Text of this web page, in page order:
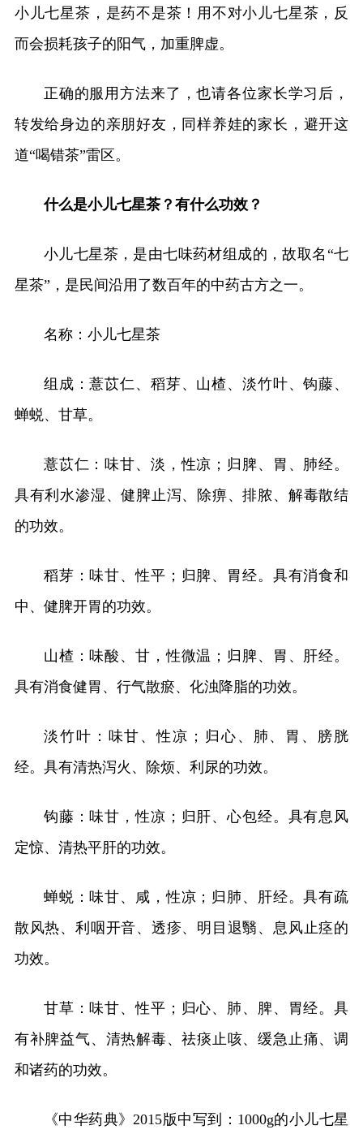
小儿七星茶，是药不是茶！用不对小儿七星茶，反
而会损耗孩子的阳气，加重脾虚。
正确的服用方法来了，也请各位家长学习后，
转发给身边的亲朋好友，同样养娃的家长，避开这
道“喝错茶”雷区。
什么是小儿七星茶？有什么功效？
小儿七星茶，是由七味药材组成的，故取名“七
星茶”，是民间沿用了数百年的中药古方之一。
名称：小儿七星茶
组成：薏苡仁、稻芽、山楂、淡竹叶、钩藤、
蝉蜕、甘草。
薏苡仁：味甘、淡，性凉；归脾、胃、肺经。
具有利水渗湿、健脾止泻、除痹、排脓、解毒散结
的功效。
稻芽：味甘、性平；归脾、胃经。具有消食和
中、健脾开胃的功效。
山楂：味酸、甘，性微温；归脾、胃、肝经。
具有消食健胃、行气散瘀、化浊降脂的功效。
淡竹叶：味甘、性凉；归心、肺、胃、膀胱
经。具有清热泻火、除烦、利尿的功效。
钩藤：味甘，性凉；归肝、心包经。具有息风
定惊、清热平肝的功效。
蝉蜕：味甘、咸，性凉；归肺、肝经。具有疏
散风热、利咽开音、透疹、明目退翳、息风止痉的
功效。
甘草：味甘、性平；归心、肺、脾、胃经。具
有补脾益气、清热解毒、祛痰止咳、缓急止痛、调
和诸药的功效。
《中华药典》2015版中写到：1000g的小儿七星